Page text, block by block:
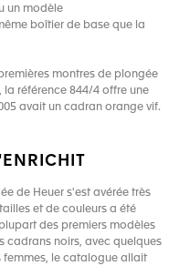
un modèle
boîtier de base que la
montres de plongée
la référence 844/4 offre une
avait un cadran orange vif.
de Heuer s'est avérée très
et de couleurs a été
des premiers modèles
cadrans noirs, avec quelques
femmes, le catalogue allait